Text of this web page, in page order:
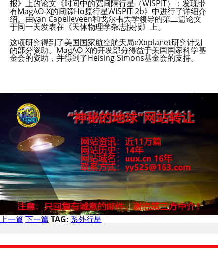
报》上的论文《时间中的宽间隔行星（WISPIT）：发现带
有MagAO-X的间隙Hα原行星WISPIT 2b》中进行了详细介
绍。由van Capelleveen和戈尔韦大学领导的第二篇论文
于同一天发表在《天体物理学杂志快报》上。
这项研究得到了美国国家航空航天局eXoplanet研究计划
的部分资助。MagAO-X的开发部分得益于美国国家科学基
金会的资助，并得到了Heising Simons基金会的支持。
上一篇下一篇TAG:系外行星